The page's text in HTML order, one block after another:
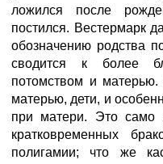
ложился после
постился. Вестермарк
обозначению родства
сводится к более
потомством и
матерью, дети, и
при матери. Это само
кратковременных
полигамии; что же